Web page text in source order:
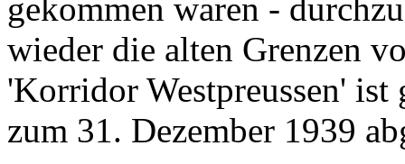
gekommen waren -
wieder die alten Grenzen
'Korridor Westpreussen'
zum 31. Dezember 1939